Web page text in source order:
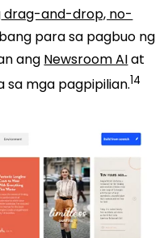
drag-and-drop, no-
para sa pagbuo ng
ang Newsroom AIat
sa mga pagpipilian.14